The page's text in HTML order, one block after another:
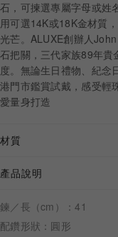
婚禮護照
線上購物
石，可揀選專屬字母或姓
用可選14K或18K金材質
光芒。ALUXE創辦人
石把關，三代家族89年
度。無論生日禮物、紀念
港門市鑑賞試戴，感受輕
愛量身打造
材質
產品說明
鍊／長（cm）：41
配鑽形狀：圓形